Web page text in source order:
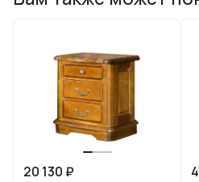
20 130 ₽